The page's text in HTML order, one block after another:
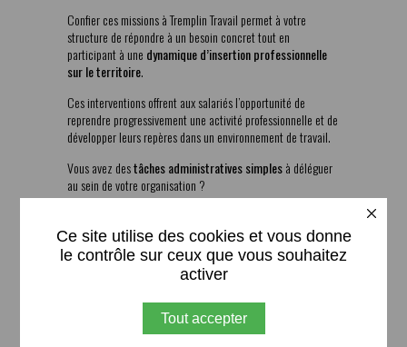
Confier ces missions à Tremplin Travail permet à votre
structure de répondre à un besoin concret tout en
participant à une dynamique d’insertion professionnelle
sur le territoire.
Ces interventions offrent aux salariés l’opportunité de
reprendre progressivement une activité professionnelle et de
développer leurs repères dans un environnement de travail.
Vous avez destâches administratives simplesà déléguer
au sein de votre organisation ?
besoins.
#InsertionProfessionnelle #RSE #AppuiAdministratif
#EmploiLocal #TremplinTravail
X
Ce site utilise des cookies et vous donne
le contrôle sur ceux que vous souhaitez
activer
Tout accepter